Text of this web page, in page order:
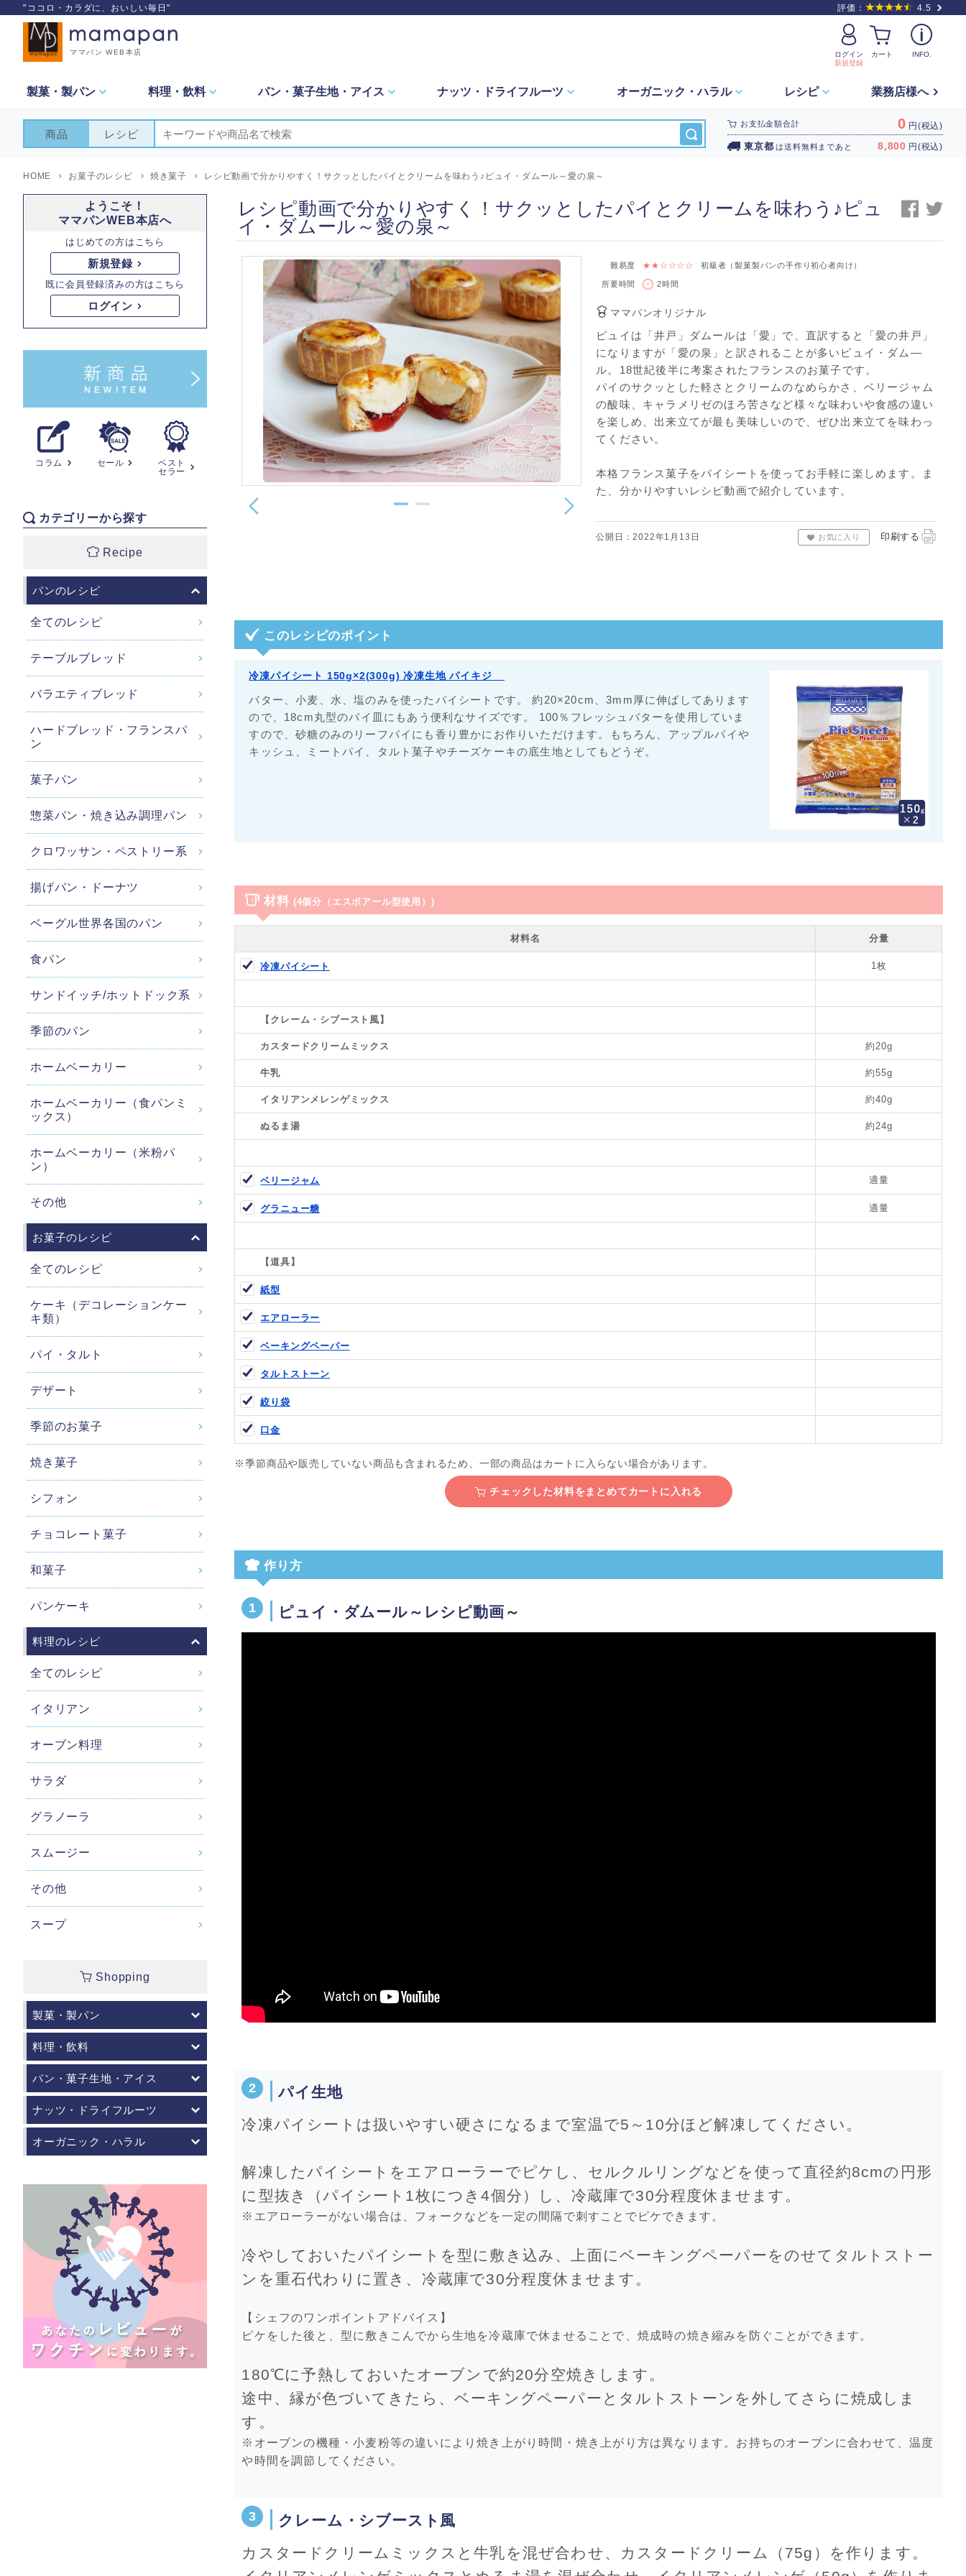
"ココロ・カラダに、おいしい毎日" 評価： 4.5
ママパン WEB本店
ログイン
新規登録
カート INFO.
製菓・ 製パン 料理・飲料 パン・菓子生地・ アイス ナッツ・ ドライフルーツ オーガニック・ハラル レシピ 業務店様へ
商品 レシピ
お支払金額合計 0 円(税込)
東京都 は送料無料まであと 8,800 円(税込)
HOME お菓子のレシピ 焼き菓子 レシピ動画で分かりやすく！サクッとしたパイとクリームを味わう♪ピュイ・ダムール～愛の泉～
レシピ動画で分かりやすく！サクッとしたパイとクリームを味わう♪ピュ
イ・ダムール～愛の泉～
難易度 ★★☆☆☆☆ 初級者（製菓製パンの手作り初心者向け）
所要時間 2時間
ママパンオリジナル
ピュイは「井戸」ダムールは「愛」で、直訳すると「愛の井戸」
になりますが「愛の泉」と訳されることが多いピュイ・ダム―
ル。18世紀後半に考案されたフランスのお菓子です。
パイのサクッとした軽さとクリームのなめらかさ、ベリージャム
の酸味、キャラメリゼのほろ苦さなど様々な味わいや食感の違い
を楽しめ、出来立てが最も美味しいので、ぜひ出来立てを味わっ
てください。
本格フランス菓子をパイシートを使ってお手軽に楽しめます。ま
た、分かりやすいレシピ動画で紹介しています。
公開日：2022年1月13日 お気に入り 印刷する
このレシピのポイント
冷凍パイシート 150g×2(300g) 冷凍生地 パイキジ__
バター、小麦、水、塩のみを使ったパイシートです。 約20×20cm、3mm厚に伸ばしてあります
ので、18cm丸型のパイ皿にもあう便利なサイズです。 100％フレッシュバターを使用していま
すので、砂糖のみのリーフパイにも香り豊かにお作りいただけます。もちろん、アップルパイや
キッシュ、ミートパイ、タルト菓子やチーズケーキの底生地としてもどうぞ。
材料 (4個分（エスポアール型使用）)
材料名 分量
冷凍パイシート 1枚
【クレーム・シブースト風】
カスタードクリームミックス 約20g
牛乳 約55g
イタリアンメレンゲミックス 約40g
ぬるま湯 約24g
ベリージャム 適量
グラニュー糖 適量
【道具】
紙型
エアローラー
ベーキングペーパー
タルトストーン
絞り袋
口金
※季節商品や販売していない商品も含まれるため、一部の商品はカートに入らない場合があります。
チェックした材料をまとめてカートに入れる
作り方
ピュイ・ダムール～レシピ動画～
パイ生地
冷凍パイシートは扱いやすい硬さになるまで室温で5～10分ほど解凍してください。
解凍したパイシートをエアローラーでピケし、セルクルリングなどを使って直径約8cmの円形
に型抜き（パイシート1枚につき4個分）し、冷蔵庫で30分程度休ませます。
※エアローラーがない場合は、フォークなどを一定の間隔で刺すことでピケできます。
冷やしておいたパイシートを型に敷き込み、上面にベーキングペーパーをのせてタルトストー
ンを重石代わりに置き、冷蔵庫で30分程度休ませます。
【シェフのワンポイントアドバイス】
ピケをした後と、型に敷きこんでから生地を冷蔵庫で休ませることで、焼成時の焼き縮みを防ぐことができます。
180℃に予熱しておいたオーブンで約20分空焼きします。
途中、縁が色づいてきたら、ベーキングペーパーとタルトストーンを外してさらに焼成しま
す。
※オーブンの機種・小麦粉等の違いにより焼き上がり時間・焼き上がり方は異なります。お持ちのオーブンに合わせて、温度
や時間を調節してください。
クレーム・シブースト風
カスタードクリームミックスと牛乳を混ぜ合わせ、カスタードクリーム（75g）を作ります。
ようこそ！
ママパンWEB本店へ
はじめての方はこちら
新規登録
既に会員登録済みの方はこちら
ログイン
コラム セール
ベスト
セラー
カテゴリーから探す
Recipe
パンのレシピ
全てのレシピ
テーブルブレッド
バラエティブレッド
ハードブレッド・フランスパ
ン
菓子パン
惣菜パン・焼き込み調理パン
クロワッサン・ペストリー系
揚げパン・ドーナツ
ベーグル世界各国のパン
食パン
サンドイッチ/ホットドック系
季節のパン
ホームベーカリー
ホームベーカリー（食パンミ
ックス）
ホームベーカリー（米粉パ
ン）
その他
お菓子のレシピ
全てのレシピ
ケーキ（デコレーションケー
キ類）
パイ・タルト
デザート
季節のお菓子
焼き菓子
シフォン
チョコレート菓子
和菓子
パンケーキ
料理のレシピ
全てのレシピ
イタリアン
オーブン料理
サラダ
グラノーラ
スムージー
その他
スープ
Shopping
製菓・製パン
料理・飲料
パン・菓子生地・アイス
ナッツ・ドライフルーツ
オーガニック・ハラル